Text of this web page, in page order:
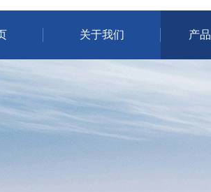
关于我们 产